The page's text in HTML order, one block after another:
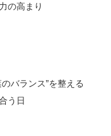
の高まり
バランス”を整える
う日